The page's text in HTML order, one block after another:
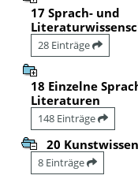
17 Sprach- und
28 Einträge
18 Einzelne
Literaturen
148 Einträge
20
8 Einträge